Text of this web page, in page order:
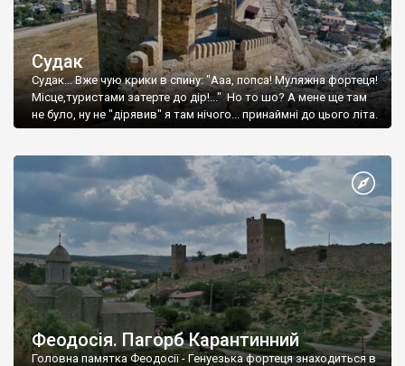
Судак
Судак... Вже чую крики в спину: "Ааа, попса! Муляжна фортеця!
Місце,туристами затерте до дір!..." Но то шо? А мене ще там
не було, ну не "дірявив" я там нічого... принаймні до цього літа.
Феодосія. Пагорб Карантинний
Головна памятка Феодосії - Генуезька фортеця знаходиться в